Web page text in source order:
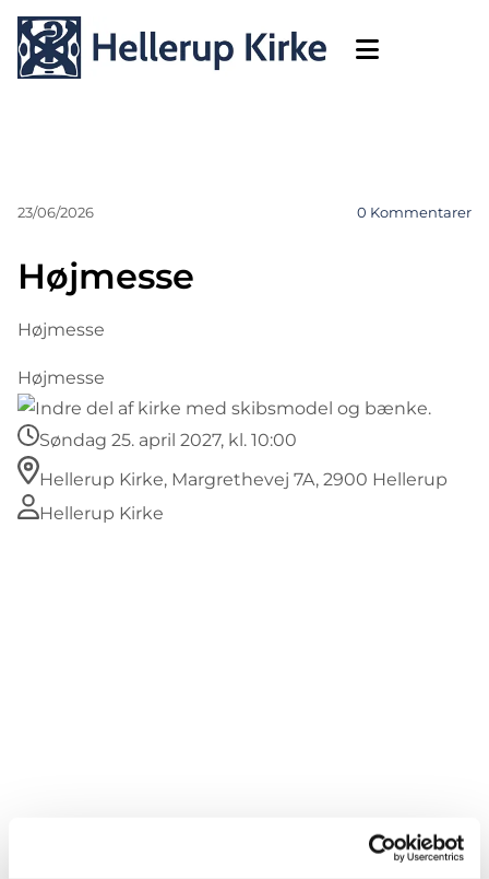
23/06/2026 0 Kommentarer
Højmesse
Højmesse
Højmesse
Søndag 25. april 2027, kl. 10:00
Hellerup Kirke, Margrethevej 7A, 2900 Hellerup
Hellerup Kirke